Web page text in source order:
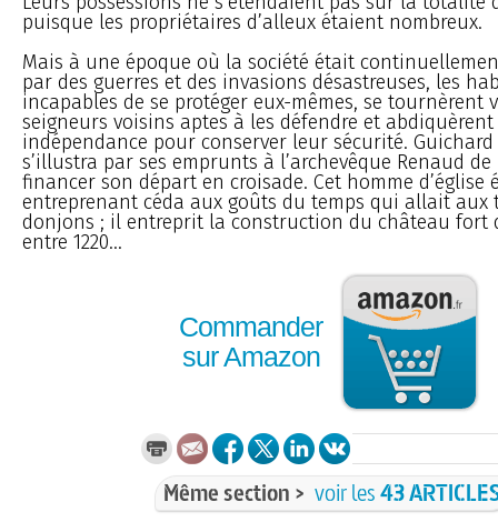
puisque les propriétaires d’alleux étaient nombreux.
Mais à une époque où la société était
par des guerres et des invasions désastreuses, les
incapables de se protéger eux-mêmes, se tournèrent
seigneurs voisins aptes à les défendre et
indépendance pour conserver leur sécurité. Guichard
s’illustra par ses emprunts à l’archevêque Renaud de
financer son départ en croisade. Cet homme d’église
entreprenant céda aux goûts du temps qui allait aux
donjons ; il entreprit la construction du château fort
entre 1220...
Commander
sur Amazon
Même section > voir les43